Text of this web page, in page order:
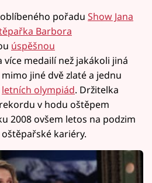
pořadu Show Jana
Barbora
úspěšnou
více medailí než jakákoli jiná
jiné dvě zlaté a jednu
letních olympiád. Držitelka
v hodu oštěpem
2008 ovšem letos na podzim
kariéry.